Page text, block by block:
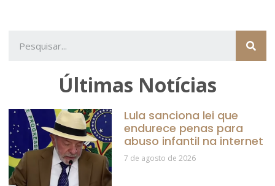
Últimas Notícias
Lula sanciona lei que
endurece penas para
abuso infantil na internet
7 de agosto de 2026